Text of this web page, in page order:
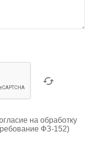
на обработку
ФЗ-152)